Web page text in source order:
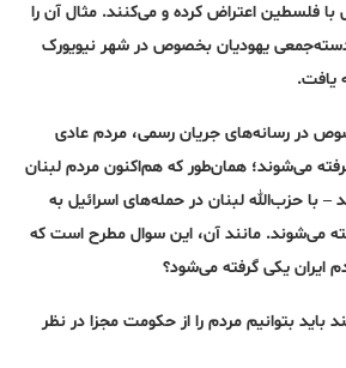
فلسطین اعتراض کرده و می‌کنند. مثال آن را
یهودیان بخصوص در شهر نیویورک
یافت.
در رسانه‌‌های جریان رسمی، مردم عادی
می‌شوند؛ همان‌طور که هم‌اکنون مردم لبنان
با حزب‌الله لبنان در حمله‌های اسرائیل به
می‌شوند. مانند آن، این سوال مطرح است که
ایران یکی گرفته می‌شود؟
باید بتوانیم مردم را از حکومت مجزا در نظر